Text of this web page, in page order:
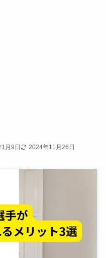
月9日 2024年11月26日